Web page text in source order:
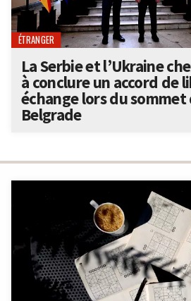
ÉTRANGER
La Serbie et l’Ukraine
à conclure un accord de
échange lors du sommet
Belgrade